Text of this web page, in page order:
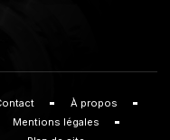
À propos
Mentions légales